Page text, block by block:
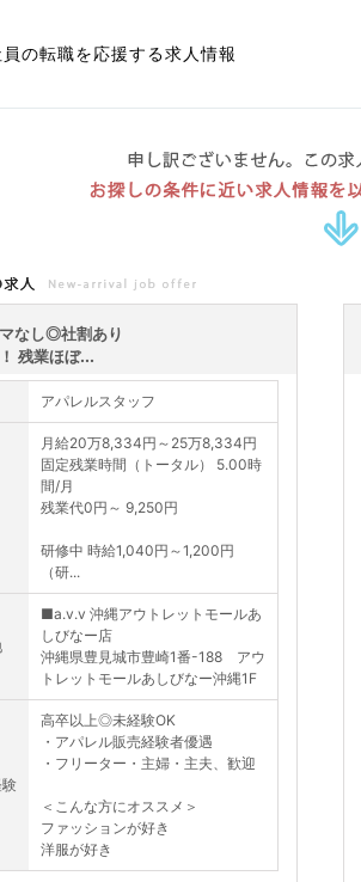
の転職を応援する求人情報
人
なし◎社割あり
残業ほぼ...
アパレルスタッフ
月給20万8,334円～25万8,334円
固定残業時間（トータル） 5.00時
間/月
残業代0円～ 9,250円
研修中 時給1,040円～1,200円
（研...
■a.v.v 沖縄アウトレットモールあ
しびなー店
沖縄県豊見城市豊崎1番-188 アウ
トレットモールあしびなー沖縄1F
高卒以上◎未経験OK
・アパレル販売経験者優遇
・フリーター・主婦・主夫、歓迎
＜こんな方にオススメ＞
ファッションが好き
洋服が好き